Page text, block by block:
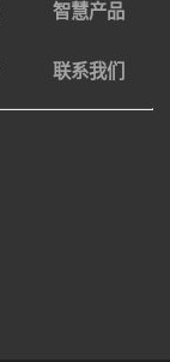
智慧产品
联系我们